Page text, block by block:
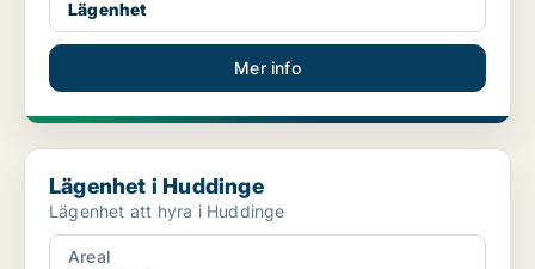
Lägenhet
Mer info
Lägenhet i Huddinge
Lägenhet i Huddinge
Lägenhet att hyra i Huddinge
Areal